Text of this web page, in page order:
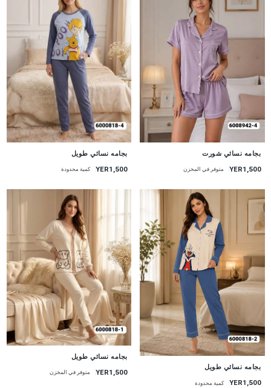
بجامه نسائي شورت
YER1,500 متوفر في المخزن
بجامه نسائي طويل
YER1,500 كمية محدودة
جديد
بجامه نسائي طويل
YER1,500 كمية محدودة
بجامه نسائي طويل
YER1,500 متوفر في المخزن